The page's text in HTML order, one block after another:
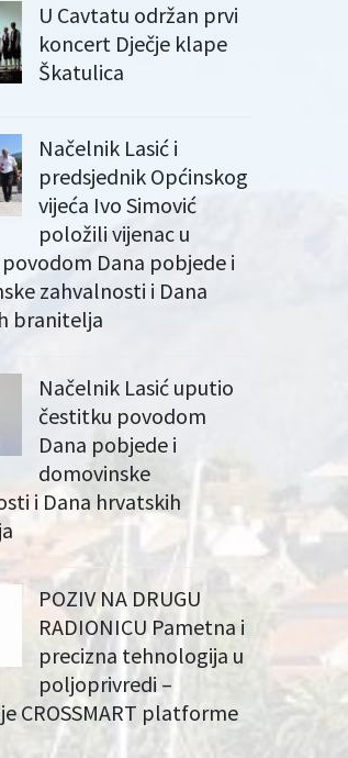
U Cavtatu održan prvi
koncert Dječje klape
Škatulica
Načelnik Lasić i
predsjednik Općinskog
vijeća Ivo Simović
položili vijenac u
Dana pobjede i
zahvalnosti i Dana
branitelja
Načelnik Lasić uputio
čestitku povodom
Dana pobjede i
domovinske
i Dana hrvatskih
POZIV NA DRUGU
RADIONICU Pametna i
precizna tehnologija u
poljoprivredi –
CROSSMART platforme